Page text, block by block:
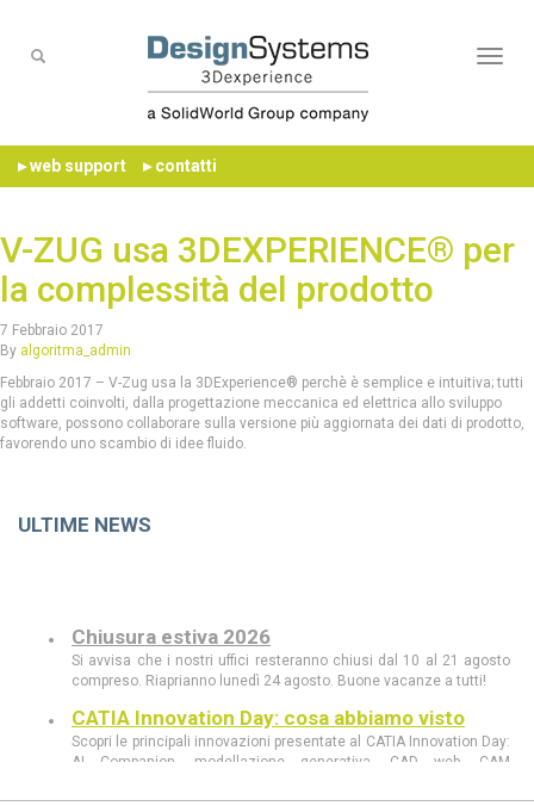
▸ web support ▸ contatti
V-ZUG usa 3DEXPERIENCE® per
la complessità del prodotto
7 Febbraio 2017
By algoritma_admin
Febbraio 2017 – V-Zug usa la 3DExperience® perchè è semplice e intuitiva; tutti
gli addetti coinvolti, dalla progettazione meccanica ed elettrica allo sviluppo
software, possono collaborare sulla versione più aggiornata dei dati di prodotto,
favorendo uno scambio di idee fluido.
ULTIME NEWS
Chiusura estiva 2026
Si avvisa che i nostri uffici resteranno chiusi dal 10 al 21 agosto
compreso. Riaprianno lunedì 24 agosto. Buone vacanze a tutti!
CATIA Innovation Day: cosa abbiamo visto
Scopri le principali innovazioni presentate al CATIA Innovation Day:
AI Companion, modellazione generativa, CAD web, CAM
FD03.